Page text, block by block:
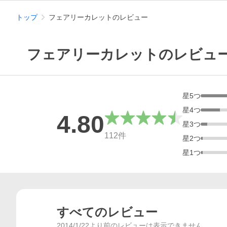
トップ フェアリーカレットのレビュー
フェアリーカレットのレビュ
総合評価
4.80112件
星5つ
星4つ
星3つ
星2つ
星1つ
すべてのレビュー